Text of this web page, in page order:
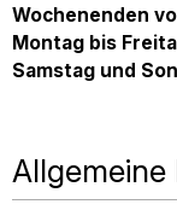
Wochenenden
Montag bis
Samstag und